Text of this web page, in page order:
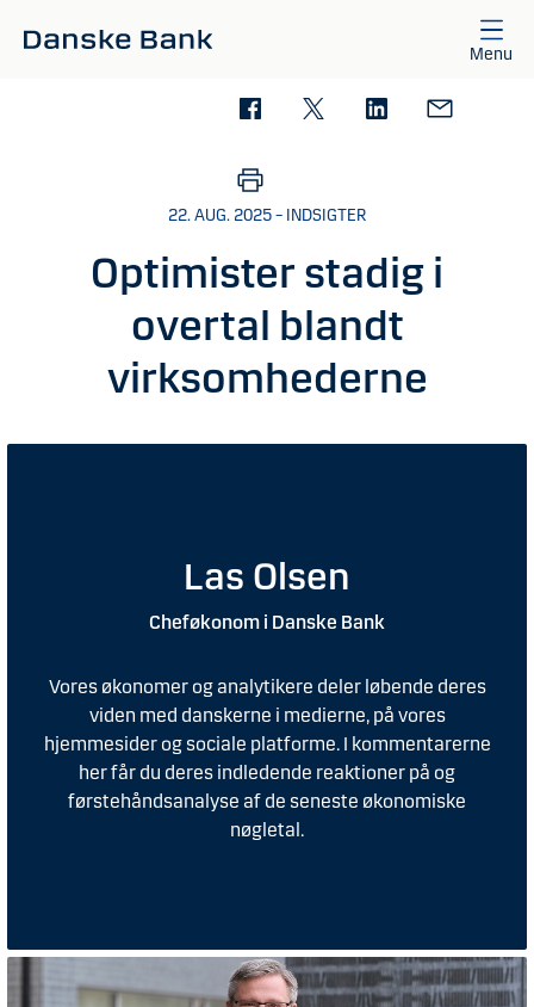
Menu
22. AUG. 2025 – INDSIGTER
Optimister stadig i
overtal blandt
virksomhederne
Las Olsen
Cheføkonom i Danske Bank
Vores økonomer og analytikere deler løbende deres
viden med danskerne i medierne, på vores
hjemmesider og sociale platforme. I kommentarerne
her får du deres indledende reaktioner på og
førstehåndsanalyse af de seneste økonomiske
nøgletal.